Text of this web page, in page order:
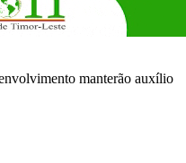
manterão auxílio